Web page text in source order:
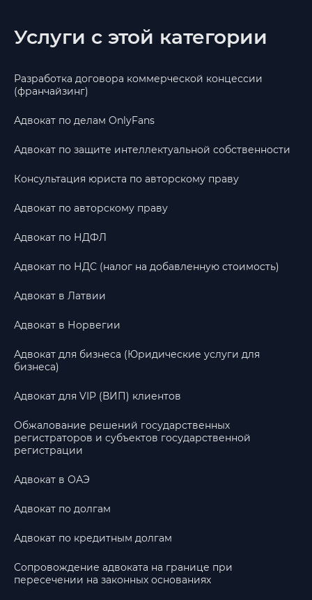
Услуги с этой категории
Разработка договора коммерческой концессии
(франчайзинг)
Адвокат по делам OnlyFans
Адвокат по защите интеллектуальной собственности
Консультация юриста по авторскому праву
Адвокат по авторскому праву
Адвокат по НДФЛ
Адвокат по НДС (налог на добавленную стоимость)
Адвокат в Латвии
Адвокат в Норвегии
Адвокат для бизнеса (Юридические услуги для
бизнеса)
Адвокат для VIP (ВИП) клиентов
Обжалование решений государственных
регистраторов и субъектов государственной
регистрации
Адвокат в ОАЭ
Адвокат по долгам
Адвокат по кредитным долгам
Сопровождение адвоката на границе при
пересечении на законных основаниях